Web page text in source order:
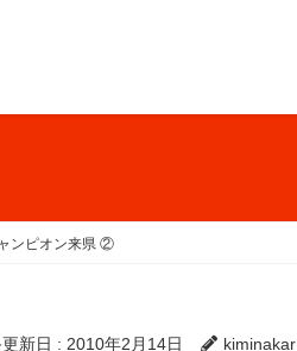
ンピオン来県 ②
新日 : 2010年2月14日 kiminakar